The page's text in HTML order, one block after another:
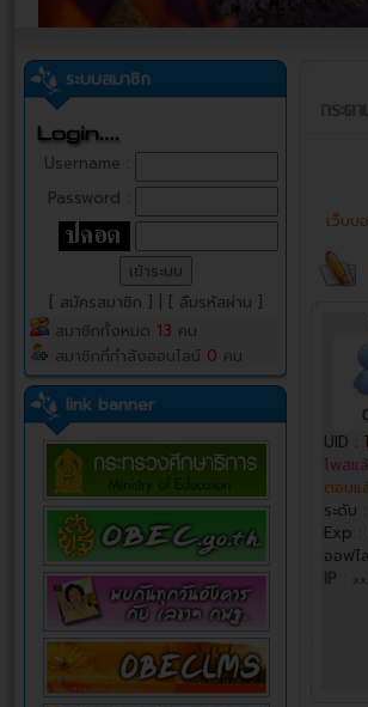
ระบบสมาชิก
Username :
Password :
[ สมัครสมาชิก ]
[ ลืมรหัสผ่าน ]
สมาชิกทั้งหมด 13 คน
สมาชิกที่กำลังออนไลน์ 0 คน
link banner
เว็บบ
UID :
โพสแ
ตอบแ
ระดับ
Exp :
ออฟไ
IP